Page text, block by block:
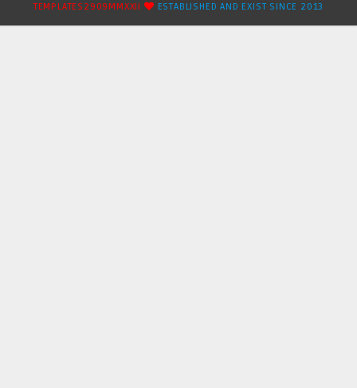
TEMPLATES2909MMXXII
ESTABLISHED AND EXIST SINCE 2013